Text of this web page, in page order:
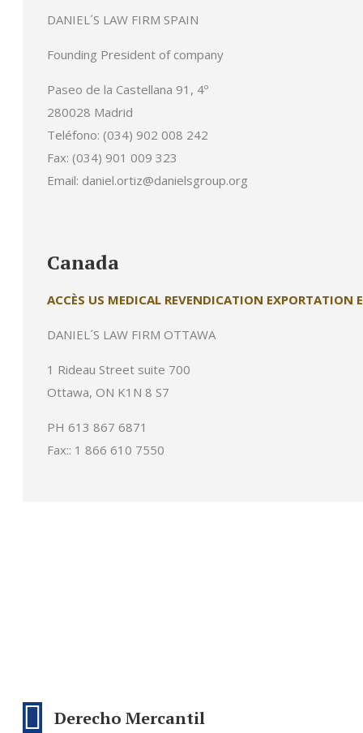
DANIEL´S LAW FIRM SPAIN
Founding President of company
Paseo de la Castellana 91, 4º
280028 Madrid
Teléfono: (034) 902 008 242
Fax: (034) 901 009 323
Email: daniel.ortiz@danielsgroup.org
Canada
ACCÈS US MEDICAL REVENDICATION EXPORTATION
DANIEL´S LAW FIRM OTTAWA
1 Rideau Street suite 700
Ottawa, ON K1N 8 S7
PH 613 867 6871
Fax:: 1 866 610 7550
Derecho Mercantil